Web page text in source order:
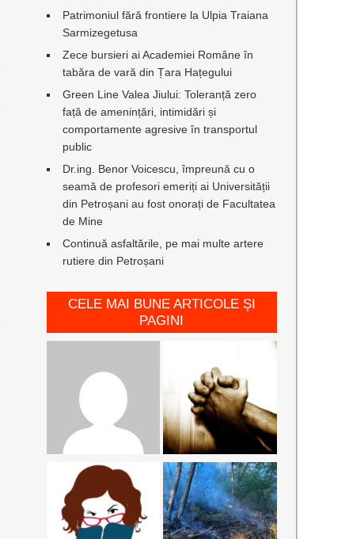
Patrimoniul fără frontiere la Ulpia Traiana
Sarmizegetusa
Zece bursieri ai Academiei Române în
tabăra de vară din Țara Hațegului
Green Line Valea Jiului: Toleranță zero
față de amenințări, intimidări și
comportamente agresive în transportul
public
Dr.ing. Benor Voicescu, împreună cu o
seamă de profesori emeriți ai Universității
din Petroșani au fost onorați de Facultatea
de Mine
Continuă asfaltările, pe mai multe artere
rutiere din Petroșani
CELE MAI BUNE ARTICOLE ȘI
PAGINI